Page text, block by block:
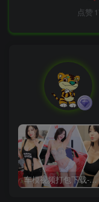
点赞
车模视频打包下载-高清无水印版